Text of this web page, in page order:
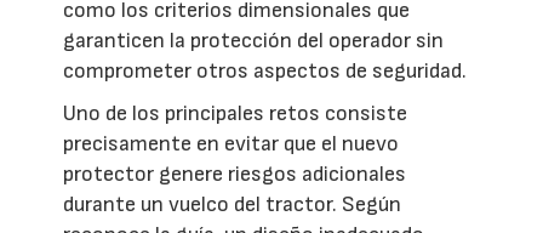
como los criterios dimensionales que
garanticen la protección del operador sin
comprometer otros aspectos de seguridad.
Uno de los principales retos consiste
precisamente en evitar que el nuevo
protector genere riesgos adicionales
durante un vuelco del tractor. Según